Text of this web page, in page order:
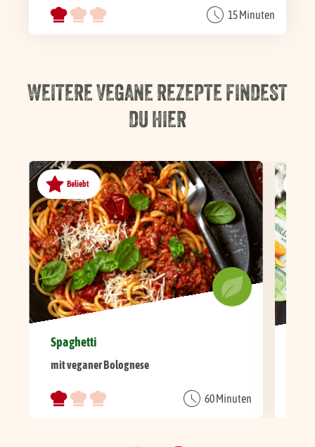
15 Minuten
WEITERE VEGANE REZEPTE FINDEST
DU HIER
Beliebt
Spaghetti
mit veganer Bolognese
60 Minuten